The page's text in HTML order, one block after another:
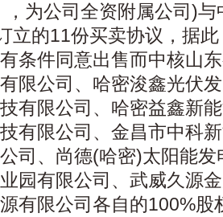
，为公司全资附属公司)
立的11份买卖协议，据
条件同意出售而中核山
限公司、哈密浚鑫光伏
有限公司、哈密益鑫新
有限公司、金昌市中科
司、尚德(哈密)太阳能
园有限公司、武威久源
有限公司各自的100%股